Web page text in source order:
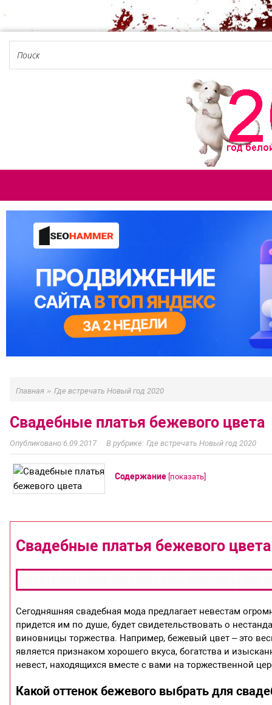
Главная » Где встречать Новый год 2020
Свадебные платья бежевого цвета
6.09.2017 Где встречать Новый год 2020
Содержание [показать]
Свадебные платья бежевого
Сегодняшняя свадебная мода предлагает невестам
придется им по душе, будет свидетельствовать о
виновницы торжества. Например, бежевый цвет – это
является признаком хорошего вкуса, богатства и
невест, находящихся вместе с вами на торжественной
Какой оттенок бежевого выбрать для